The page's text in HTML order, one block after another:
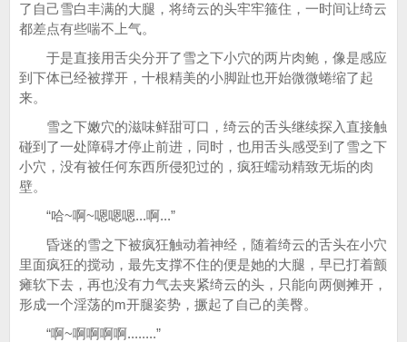
了自己雪白丰满的大腿，将绮云的头牢牢箍住，一时间让绮云
都差点有些喘不上气。
于是直接用舌尖分开了雪之下小穴的两片肉鲍，像是感应
到下体已经被撑开，十根精美的小脚趾也开始微微蜷缩了起
来。
雪之下嫩穴的滋味鲜甜可口，绮云的舌头继续探入直接触
碰到了一处障碍才停止前进，同时，也用舌头感受到了雪之下
小穴，没有被任何东西所侵犯过的，疯狂蠕动精致无垢的肉
壁。
“哈~啊~嗯嗯嗯...啊...”
昏迷的雪之下被疯狂触动着神经，随着绮云的舌头在小穴
里面疯狂的搅动，最先支撑不住的便是她的大腿，早已打着颤
瘫软下去，再也没有力气去夹紧绮云的头，只能向两侧摊开，
形成一个淫荡的m开腿姿势，撅起了自己的美臀。
“啊~啊啊啊啊........”